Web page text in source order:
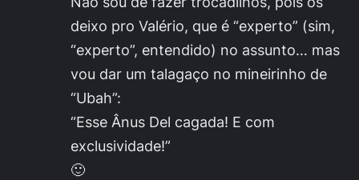
deixo pro Valério, que é “experto” (sim,
“experto”, entendido) no assunto… mas
vou dar um talagaço no mineirinho de
“Ubah”:
“Esse Ânus Del cagada! E com
exclusividade!”
🙂